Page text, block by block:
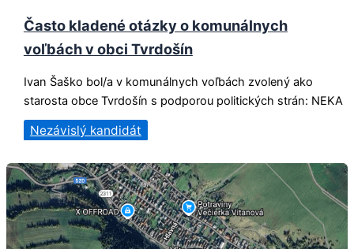
Často kladené otázky o komunálnych
voľbách v obci Tvrdošín
Ivan Šaško bol/a v komunálnych voľbách zvolený ako
starosta obce Tvrdošín s podporou politických strán: NEKA
Nezávislý kandidát